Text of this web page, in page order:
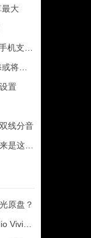
最大
音频
朋友
置
线分音
这样的
原盘？
杜比全